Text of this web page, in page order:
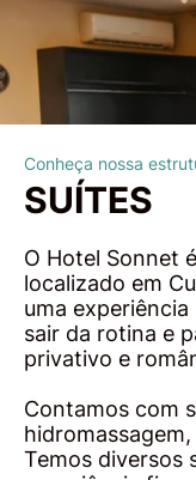
Conheça nossa
SUÍTES
O Hotel Sonnet
localizado em
uma experiência
sair da rotina e
privativo e
Contamos com
Temos diversos